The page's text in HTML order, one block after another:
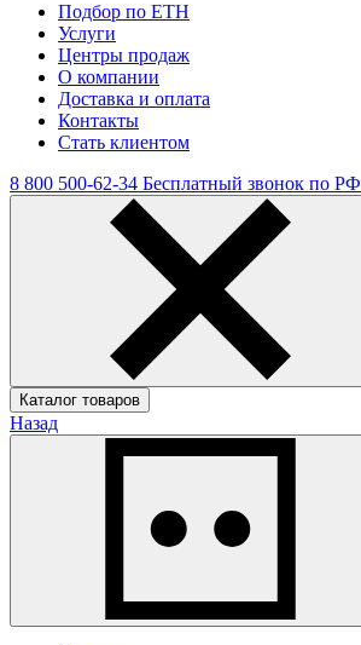
Подбор по ЕТН
Услуги
Центры продаж
О компании
Доставка и оплата
Контакты
Стать клиентом
8 800 500-62-34 Бесплатный звонок по РФ
Каталог товаров
Назад